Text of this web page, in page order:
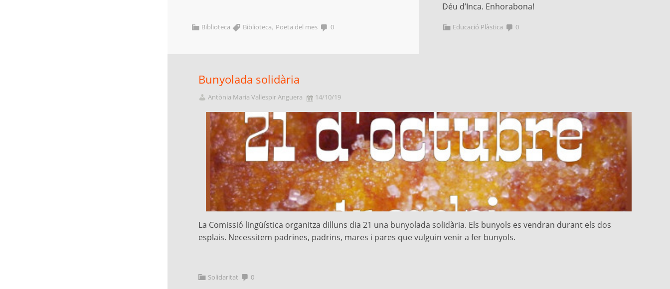
Biblioteca Biblioteca, Poeta del mes 0
Déu d’Inca. Enhorabona!
Educació Plàstica 0
Bunyolada solidària
Antònia Maria Vallespir Anguera 14/10/19
La Comissió lingüística organitza dilluns dia 21 una bunyolada solidària. Els bunyols es vendran durant els dos
esplais. Necessitem padrines, padrins, mares i pares que vulguin venir a fer bunyols.
Solidaritat 0